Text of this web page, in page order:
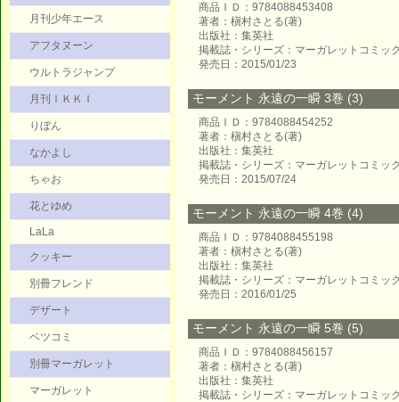
月刊少年エース
アフタヌーン
ウルトラジャンプ
月刊ＩＫＫＩ
りぼん
なかよし
ちゃお
花とゆめ
LaLa
クッキー
別冊フレンド
デザート
ベツコミ
別冊マーガレット
マーガレット
商品ＩＤ：9784088453408
著者：槇村さとる(著)
出版社：集英社
掲載誌・シリーズ：マーガレットコミッ
発売日：2015/01/23
モーメント 永遠の一瞬 3巻 (3)
商品ＩＤ：9784088454252
著者：槇村さとる(著)
出版社：集英社
掲載誌・シリーズ：マーガレットコミッ
発売日：2015/07/24
モーメント 永遠の一瞬 4巻 (4)
商品ＩＤ：9784088455198
著者：槇村さとる(著)
出版社：集英社
掲載誌・シリーズ：マーガレットコミッ
発売日：2016/01/25
モーメント 永遠の一瞬 5巻 (5)
商品ＩＤ：9784088456157
著者：槇村さとる(著)
出版社：集英社
掲載誌・シリーズ：マーガレットコミッ